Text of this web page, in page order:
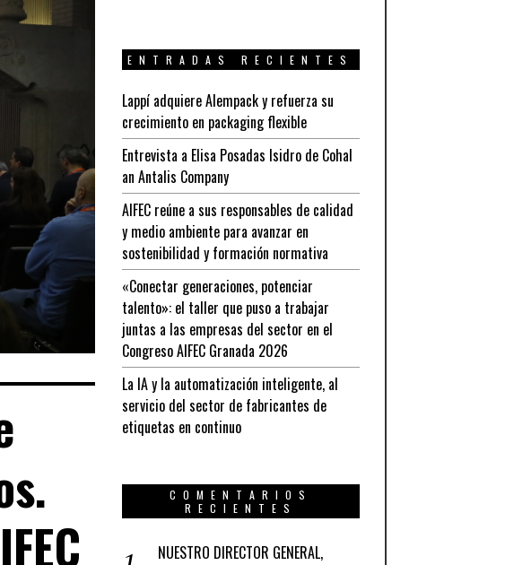
ENTRADAS RECIENTES
Lappí adquiere Alempack y refuerza su
crecimiento en packaging flexible
Entrevista a Elisa Posadas Isidro de Cohal
an Antalis Company
AIFEC reúne a sus responsables de calidad
y medio ambiente para avanzar en
sostenibilidad y formación normativa
«Conectar generaciones, potenciar
talento»: el taller que puso a trabajar
juntas a las empresas del sector en el
Congreso AIFEC Granada 2026
La IA y la automatización inteligente, al
servicio del sector de fabricantes de
etiquetas en continuo
COMENTARIOS
RECIENTES
NUESTRO DIRECTOR GENERAL,